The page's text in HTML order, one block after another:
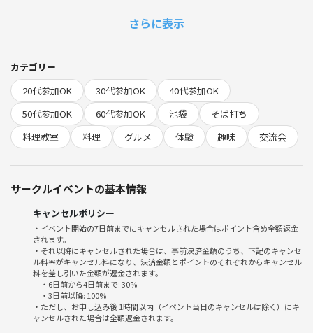
燥や練り加減、茹で方などの影響で、茹で上げた際に短く切れてしまう
です。
味にはまったく影響ありませんので、安心してお召し上がりください😊
体験後には、講師が打ったそばを試食します。
手作りならではの味わいを、一緒に実感しましょう！
です。初めての方でもすぐに馴染める、穏やかな雰囲気を大切にしてい
ます。
✤−−−−−−−−−−−−−−−−−−−−−−−−✤
◆ 体験の流れ ◆
さらに表示
カテゴリー
20代参加OK
30代参加OK
40代参加OK
50代参加OK
60代参加OK 池袋
そば打ち
料理教室
料理 グルメ 体験 趣味 交流会
サークルイベントの基本情報
キャンセルポリシー
・イベント開始の7日前までにキャンセルされた場合はポイント含め全額返金
されます。
・それ以降にキャンセルされた場合は、事前決済金額のうち、下記のキャンセ
ル料率がキャンセル料になり、決済金額とポイントのそれぞれからキャンセル
料を差し引いた金額が返金されます。
・6日前から4日前まで: 30%
・3日前以降: 100%
・ただし、お申し込み後 1時間以内（イベント当日のキャンセルは除く）にキ
ャンセルされた場合は全額返金されます。